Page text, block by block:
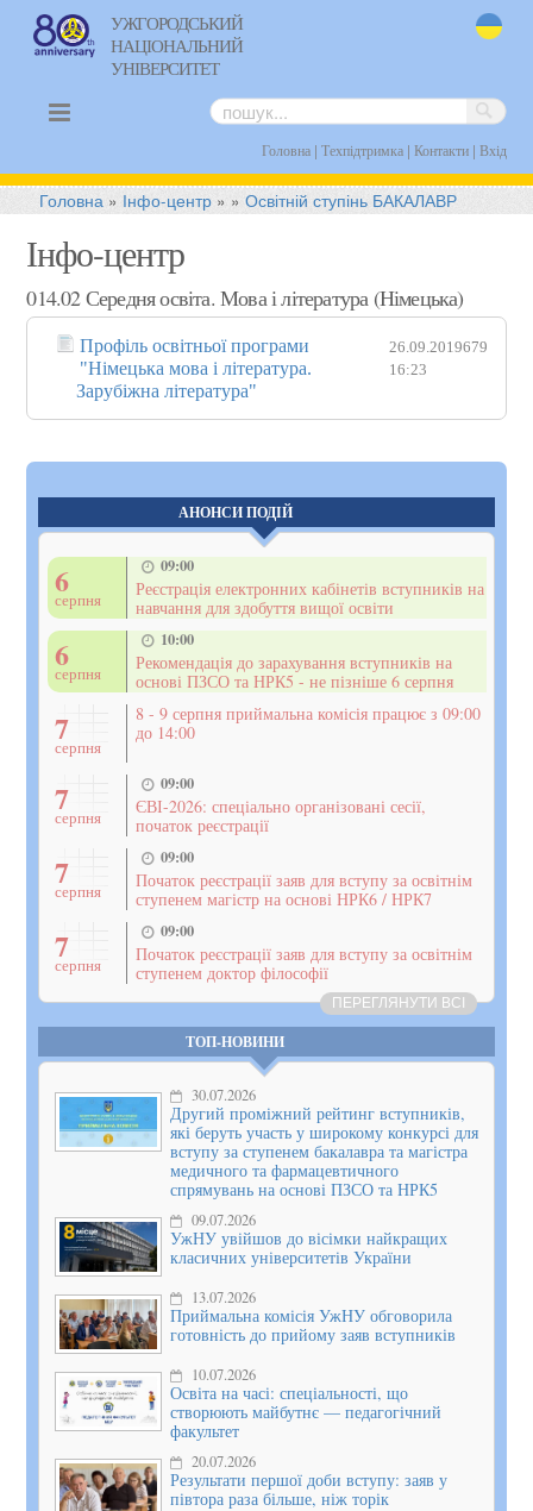
УЖГОРОДСЬКИЙ
НАЦІОНАЛЬНИЙ
УНІВЕРСИТЕТ
Головна| Техпідтримка| Контакти| Вхід
Головна » Інфо-центр » »Освітній ступінь БАКАЛАВР
Інфо-центр
014.02 Середня освіта. Мова і література (Німецька)
Профіль освітньої програми
"Німецька мова і література.
Зарубіжна література"
26.09.2019
16:23
679
АНОНСИ ПОДІЙ
6
серпня
09:00
Реєстрація електронних кабінетів вступників на
навчання для здобуття вищої освіти
6
серпня
10:00
Рекомендація до зарахування вступників на
основі ПЗСО та НРК5 - не пізніше 6 серпня
7
серпня
8 - 9 серпня приймальна комісія працює з 09:00
до 14:00
7
серпня
09:00
ЄВІ-2026: спеціально організовані сесії,
початок реєстрації
7
серпня
09:00
Початок реєстрації заяв для вступу за освітнім
ступенем магістр на основі НРК6 / НРК7
7
серпня
09:00
Початок реєстрації заяв для вступу за освітнім
ступенем доктор філософії
ПЕРЕГЛЯНУТИ ВСІ
ТОП-НОВИНИ
30.07.2026
Другий проміжний рейтинг вступників,
які беруть участь у широкому конкурсі для
вступу за ступенем бакалавра та магістра
медичного та фармацевтичного
спрямувань на основі ПЗСО та НРК5
09.07.2026
УжНУ увійшов до вісімки найкращих
класичних університетів України
13.07.2026
Приймальна комісія УжНУ обговорила
готовність до прийому заяв вступників
10.07.2026
Освіта на часі: спеціальності, що
створюють майбутнє — педагогічний
факультет
20.07.2026
Результати першої доби вступу: заяв у
півтора раза більше, ніж торік